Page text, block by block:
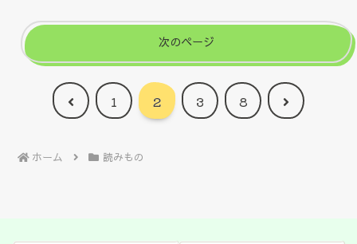
次のページ
前
1 2 3 8
次
ホーム 読みもの